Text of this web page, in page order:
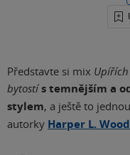
Představte si mix
bytostís temnějším a
stylem, a ještě to
autorky Harper L.